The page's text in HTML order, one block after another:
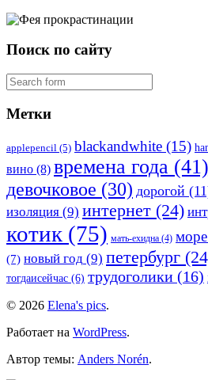
Поиск по сайту
Метки
applepencil (5) blackandwhite (15)
вино (8) времена года (41)
девочковое (30) дорогой
изоляция (9) интернет (24)
котик (75) мать-ехидна (4) море
(7) новый год (9) петербург
тогдаисейчас (6) трудоголики (16)
© 2026 Elena's pics.
Работает на WordPress.
Автор темы: Anders Norén.